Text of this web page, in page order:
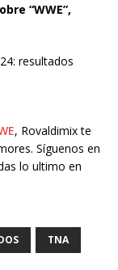
“WWE”,
resultados
, Rovaldimix te
Síguenos en
lo ultimo en
TNA